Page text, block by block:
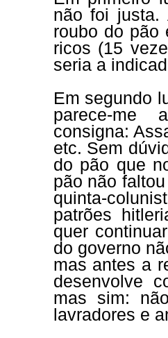
não foi justa.
roubo do pão
ricos (15
seria a
Em segundo
parece-me
consigna:
etc. Sem
do pão que
pão não
quinta-
patrões
quer
do governo
mas antes a
desenvolve
mas sim:
lavradores e